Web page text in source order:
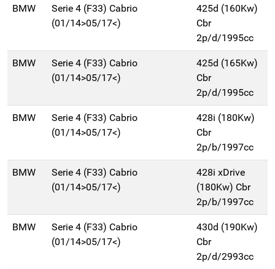
BMW
Serie 4 (F33) Cabrio
(01/14>05/17<)
425d (160Kw)
Cbr
2p/d/1995cc
BMW
Serie 4 (F33) Cabrio
(01/14>05/17<)
425d (165Kw)
Cbr
2p/d/1995cc
BMW
Serie 4 (F33) Cabrio
(01/14>05/17<)
428i (180Kw)
Cbr
2p/b/1997cc
BMW
Serie 4 (F33) Cabrio
(01/14>05/17<)
428i xDrive
(180Kw) Cbr
2p/b/1997cc
BMW
Serie 4 (F33) Cabrio
(01/14>05/17<)
430d (190Kw)
Cbr
2p/d/2993cc